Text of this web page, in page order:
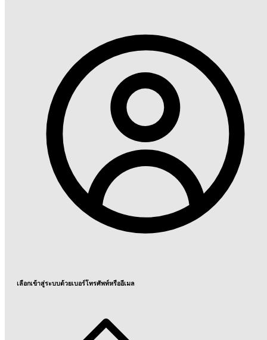
เลือกเข้าสู่ระบบด้วยเบอร์โทรศัพท์หรืออีเมล